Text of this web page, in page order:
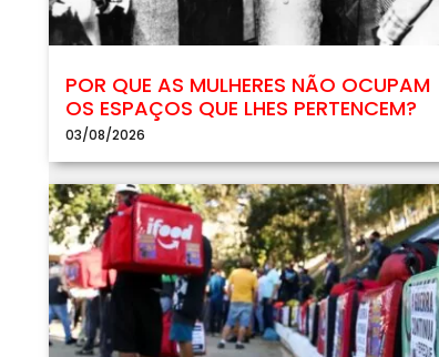
POR QUE AS MULHERES NÃO OCUPAM
OS ESPAÇOS QUE LHES PERTENCEM?
03/08/2026